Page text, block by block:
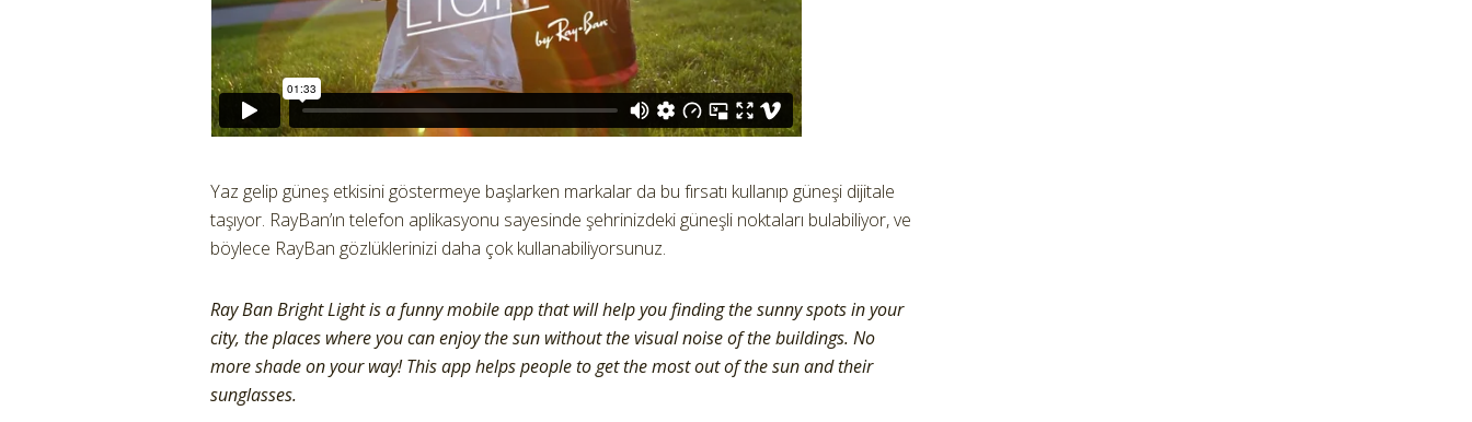
Yaz gelip güneş etkisini göstermeye başlarken markalar da bu fırsatı kullanıp güneşi dijitale
taşıyor. RayBan’ın telefon aplikasyonu sayesinde şehrinizdeki güneşli noktaları bulabiliyor, ve
böylece RayBan gözlüklerinizi daha çok kullanabiliyorsunuz.
Ray Ban Bright Light is a funny mobile app that will help you finding the sunny spots in your
city, the places where you can enjoy the sun without the visual noise of the buildings. No
more shade on your way! This app helps people to get the most out of the sun and their
sunglasses.